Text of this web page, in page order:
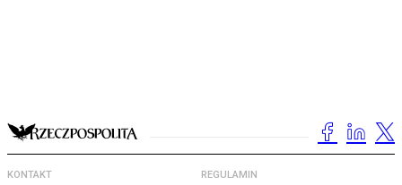
KONTAKT REGULAMIN